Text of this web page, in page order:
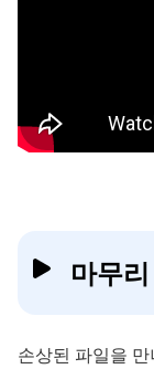
마무리
손상된 파일을